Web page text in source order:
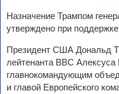
Назначение Трампом
утверждено при
Президент США Дональд
лейтенанта ВВС Алексуса
главнокомандующим
и главой Европейского